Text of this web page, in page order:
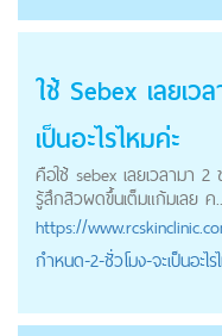
ใช้ Sebex เลยเ
เป็นอะไรไหมค่ะ
คือใช้ sebex เลยเวลามา
รู้สึกสิวผดขึ้นเต็มแก้มเลย ค
https://
กำหนด-2-ชั่วโมง-จะเป็นอะไ